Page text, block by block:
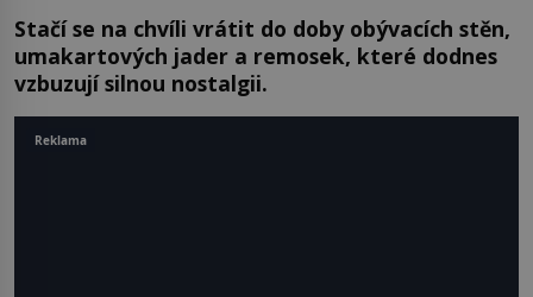
Stačí se na chvíli vrátit do doby obývacích stěn,
umakartových jader a remosek, které dodnes
vzbuzují silnou nostalgii.
Reklama